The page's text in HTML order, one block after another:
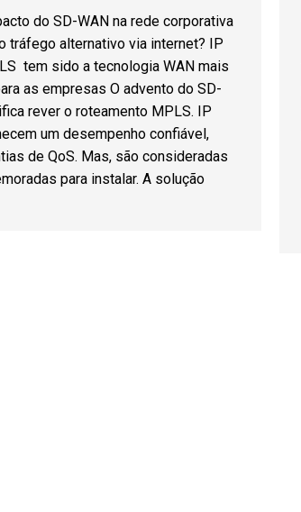
do SD-WAN na rede corporativa
tráfego alternativo via internet? IP
tem sido a tecnologia WAN mais
as empresas O advento do SD-
rever o roteamento MPLS. IP
um desempenho confiável,
de QoS. Mas, são consideradas
para instalar. A solução